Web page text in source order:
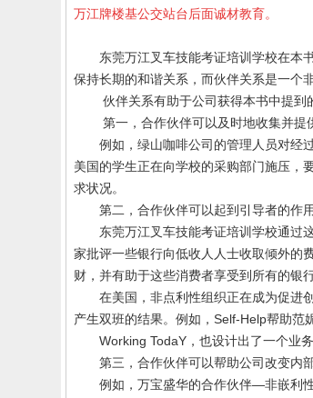
万江牌楼基公交站台后面诚材教育。
东莞万江叉车技能考证培训学校在本
保持长期的和谐关系，而伙伴关系是一个
伙伴关系有助于公司获得本书中提到
第一，合作伙伴可以及时地收集并提
例如，绿山咖啡公司的管理人员对经
美国的学生正在向学校的采购部门施压，
求状况。
第二，合作伙伴可以起到引导者的作
东莞万江叉车技能考证培训学校通过
家批评一些银行向低收人人士收取倾外的费
财，并有助于这些消费者享受到所有的银
在美国，非点利性组织正在成为促进
产生双班的结果。例如， Self-Help帮助范
Working TodaY ，也设计出了一个业
第三，合作伙伴可以帮助公司改变内
例如，万宝盛华的合作伙伴—非嵌利